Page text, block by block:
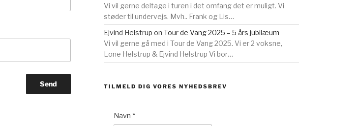
Vi vil gerne deltage i turen i det omfang det er muligt. Vi
støder til undervejs. Mvh.. Frank og Lis…
Ejvind Helstrup on Tour de Vang 2025 – 5 års jubilæum
Vi vil gerne gå med i Tour de Vang 2025. Vi er 2 voksne,
Lone Helstrup & Ejvind Helstrup Vi bor…
TILMELD DIG VORES NYHEDSBREV
Navn *